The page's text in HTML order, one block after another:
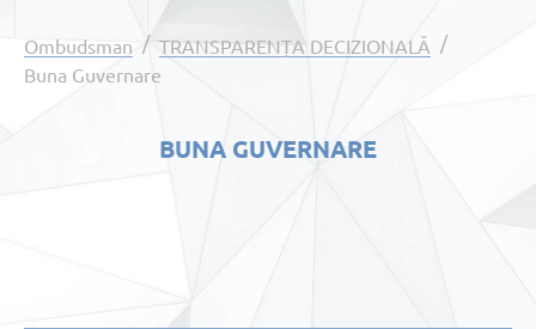
Ombudsman / TRANSPARENȚA DECIZIONALĂ /
Buna Guvernare
BUNA GUVERNARE